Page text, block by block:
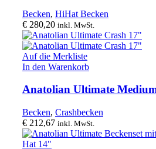
Becken, HiHat Becken
€ 280,20 inkl. MwSt.
Auf die Merkliste
In den Warenkorb
Anatolian Ultimate
Becken, Crashbecken
€ 212,67 inkl. MwSt.